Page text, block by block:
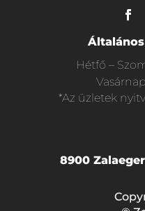
Hétfő –
Vasárnap
*Az üzletek
8900